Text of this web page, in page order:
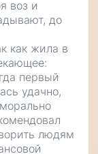
воз и
до
как жила в
первый
удачно,
людям